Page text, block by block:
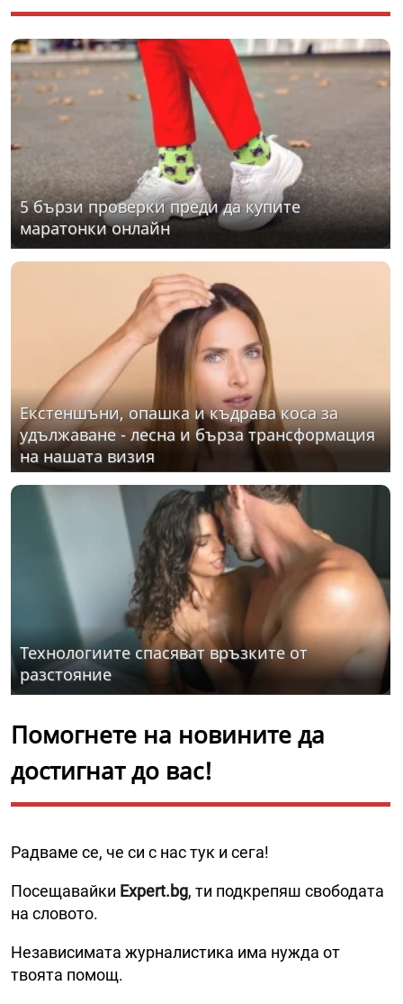
5 бързи проверки преди да купите
маратонки онлайн
Екстеншъни, опашка и къдрава коса за
удължаване - лесна и бърза трансформация
на нашата визия
Технологиите спасяват връзките от
разстояние
Помогнете на новините да
достигнат до вас!
Радваме се, че си с нас тук и сега!
Посещавайки Expert.bg, ти подкрепяш свободата
на словото.
Независимата журналистика има нужда от
твоята помощ.